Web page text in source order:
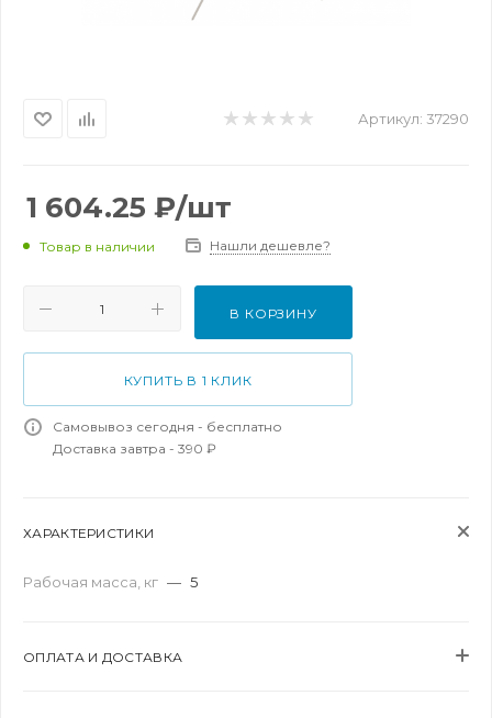
Артикул: 37290
1 604.25 ₽/шт
Товар в наличии Нашли дешевле?
В КОРЗИНУ
КУПИТЬ В 1 КЛИК
Самовывоз сегодня - бесплатно
Доставка завтра - 390 ₽
ХАРАКТЕРИСТИКИ
Рабочая масса, кг — 5
ОПЛАТА И ДОСТАВКА